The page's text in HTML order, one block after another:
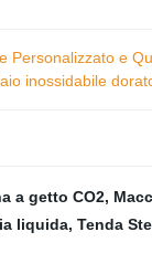
Personalizzato e
inossidabile
a getto CO2,
liquida, Tenda